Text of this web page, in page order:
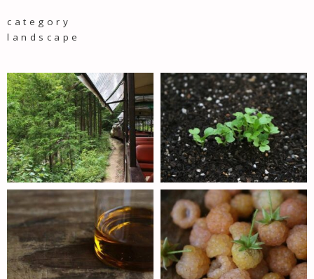
category
landscape